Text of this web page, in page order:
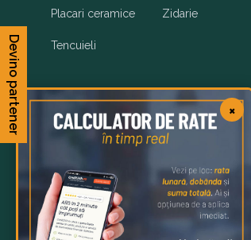
Placari ceramice
Tencuieli
Zidarie
Copyright 2026 © OxyGo Romania
Imaginile produselor sunt afisate in
care au fost fabricate. Produsele, preturile si
Devino partener ×